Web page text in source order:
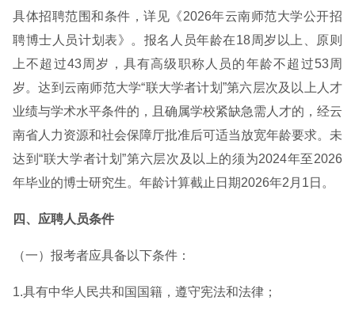
具体招聘范围和条件，详见《2026年云南师范大学公开招
聘博士人员计划表》。报名人员年龄在18周岁以上、原则
上不超过43周岁，具有高级职称人员的年龄不超过53周
岁。达到云南师范大学“联大学者计划”第六层次及以上人才
业绩与学术水平条件的，且确属学校紧缺急需人才的，经云
南省人力资源和社会保障厅批准后可适当放宽年龄要求。未
达到“联大学者计划”第六层次及以上的须为2024年至2026
年毕业的博士研究生。年龄计算截止日期2026年2月1日。
四、应聘人员条件
（一）报考者应具备以下条件：
1.具有中华人民共和国国籍，遵守宪法和法律；